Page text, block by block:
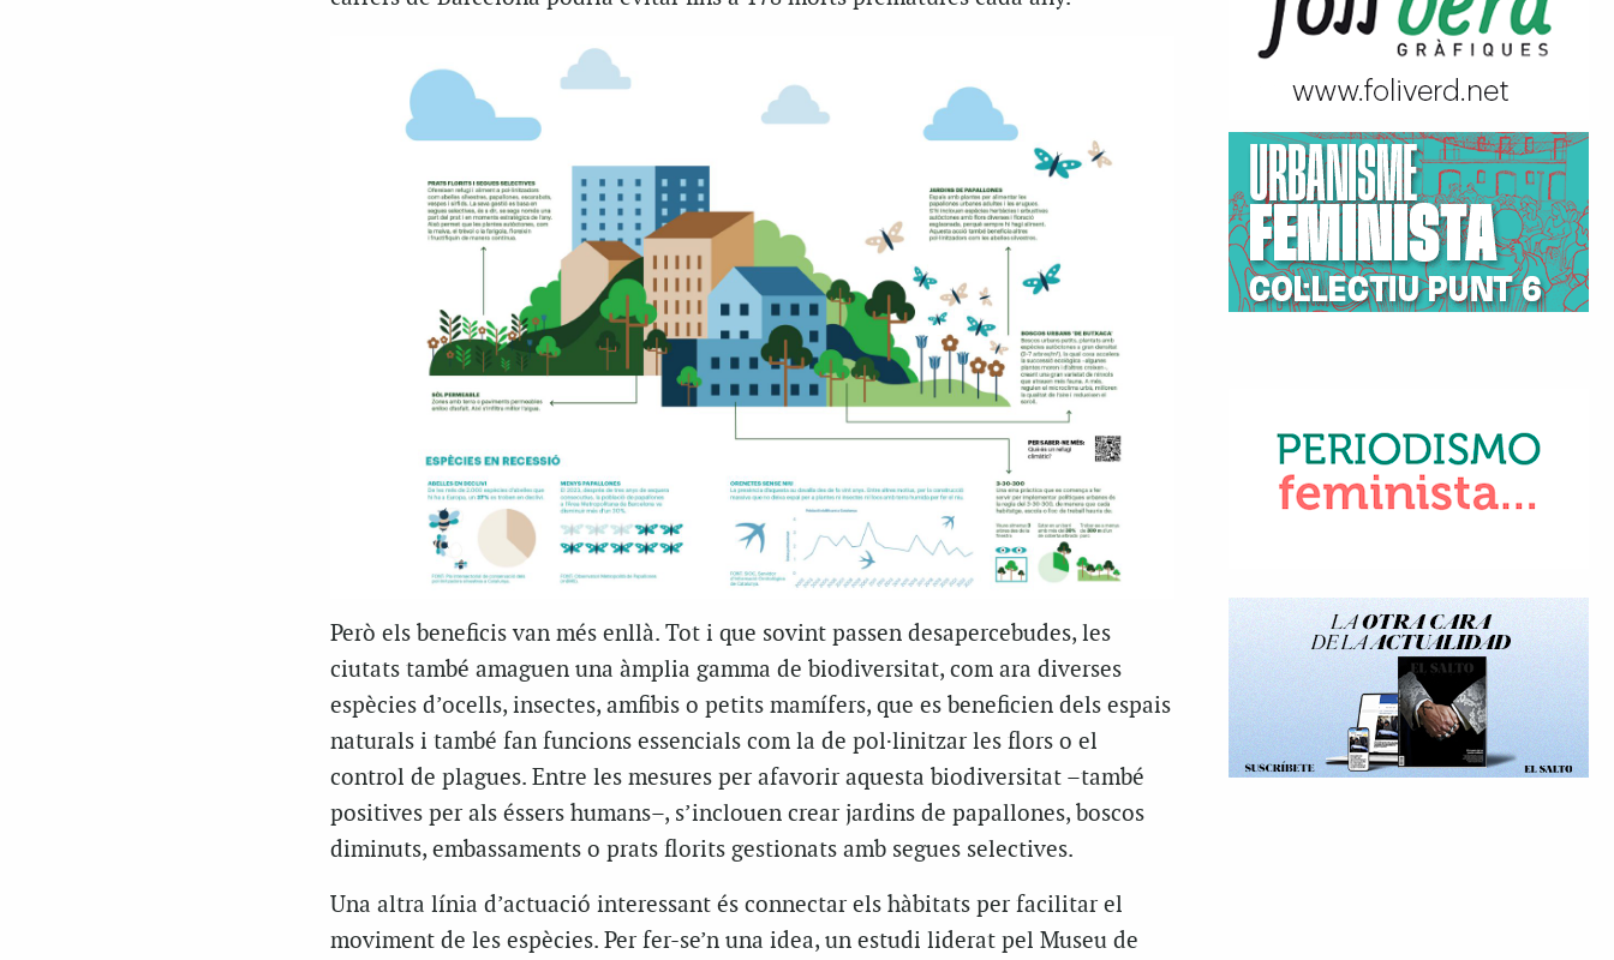
Però els beneficis van més enllà. Tot i que sovint passen desapercebudes, les
ciutats també amaguen una àmplia gamma de biodiversitat, com ara diverses
espècies d’ocells, insectes, amfibis o petits mamífers, que es beneficien dels espais
naturals i també fan funcions essencials com la de pol·linitzar les flors o el
control de plagues. Entre les mesures per afavorir aquesta biodiversitat –també
positives per als éssers humans–, s’inclouen crear jardins de papallones, boscos
diminuts, embassaments o prats florits gestionats amb segues selectives.
Una altra línia d’actuació interessant és connectar els hàbitats per facilitar el
moviment de les espècies. Per fer-se’n una idea, un estudi liderat pel Museu de